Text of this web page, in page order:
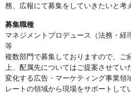
務、広報にて募集をしていきたいと考
募集職種
マネジメントプロデュース（法務・経
等
複数部門で募集しておりますので、ご
上、配属先についてはご提案させてい
変化する広告・マーケティング事業領
レートの領域から現場をサポートして